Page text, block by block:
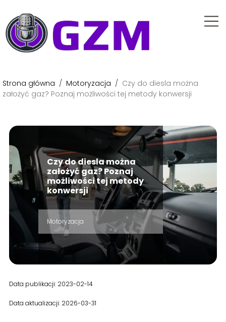
Strona główna / Motoryzacja / Czy do diesla można
założyć gaz? Poznaj możliwości tej metody konwersji
Czy do diesla można
założyć gaz? Poznaj
możliwości tej metody
konwersji
Motoryzacja
Data publikacji: 2023-02-14
Data aktualizacji: 2026-03-31